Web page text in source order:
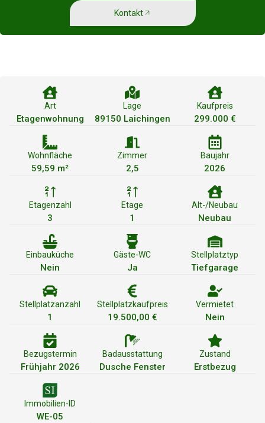
Kontakt
Art
Etagenwohnung
Lage
89150 Laichingen
Kaufpreis
299.000 €
Wohnfläche
59,59 m²
Zimmer
2,5
Baujahr
2026
Etagenzahl
3
Etage
1
Alt-/Neubau
Neubau
Einbauküche
Nein
Gäste-WC
Ja
Stellplatztyp
Tiefgarage
Stellplatzanzahl
1
Stellplatzkaufpreis
19.500,00 €
Vermietet
Nein
Bezugstermin
Frühjahr 2026
Badausstattung
Dusche Fenster
Zustand
Erstbezug
Immobilien-ID
WE-05